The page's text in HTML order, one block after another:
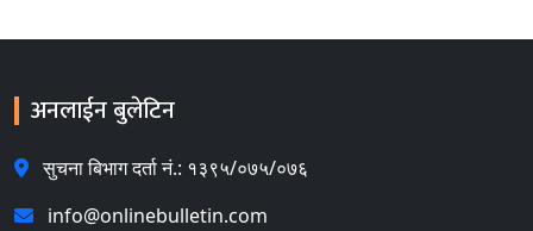
अनलाईन बुलेटिन
सुचना बिभाग दर्ता नं.: १३९५/०७५/०७६
info@onlinebulletin.com